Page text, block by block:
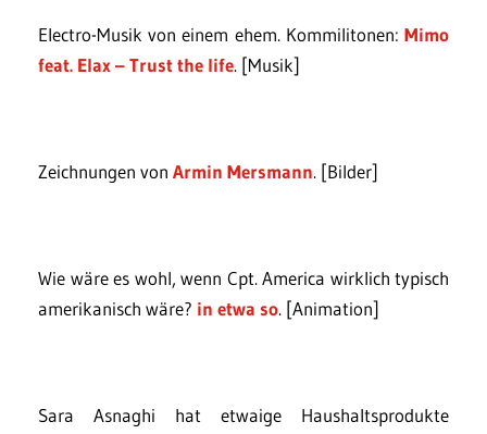
Electro-Musik von einem ehem. Kommilitonen: Mimo
feat. Elax – Trust the life. [Musik]
Zeichnungen von Armin Mersmann. [Bilder]
Wie wäre es wohl, wenn Cpt. America wirklich typisch
amerikanisch wäre? in etwa so. [Animation]
Sara Asnaghi hat etwaige Haushaltsprodukte